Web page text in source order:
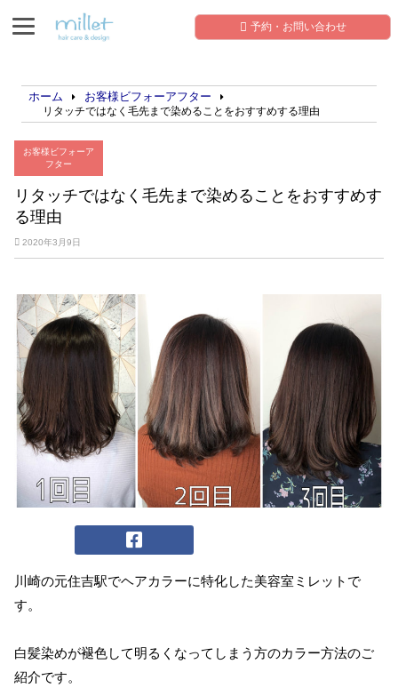
予約・お問い合わせ
ホーム お客様ビフォーアフター
リタッチではなく毛先まで染めることをおすすめする理由
お客様ビフォーア
フター
リタッチではなく毛先まで染めることをおすすめす
る理由
2020年3月9日
川崎の元住吉駅でヘアカラーに特化した美容室ミレットで
す。
白髪染めが褪色して明るくなってしまう方のカラー方法のご
紹介です。